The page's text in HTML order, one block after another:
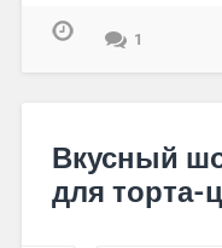
1
Вкусный
для